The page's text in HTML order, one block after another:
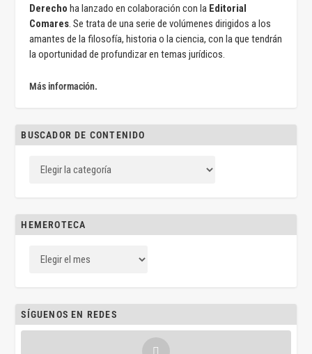
Derecho ha lanzado en colaboración con la Editorial
Comares. Se trata de una serie de volúmenes dirigidos a los
amantes de la filosofía, historia o la ciencia, con la que tendrán
la oportunidad de profundizar en temas jurídicos.
Más información.
BUSCADOR DE CONTENIDO
HEMEROTECA
SÍGUENOS EN REDES